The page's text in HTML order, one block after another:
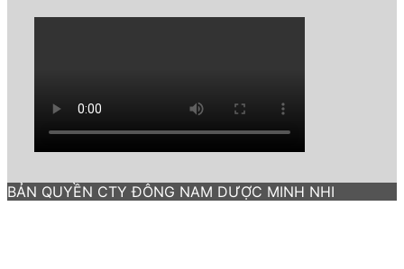
BẢN QUYỀN CTY ĐÔNG NAM DƯỢC MINH NHI